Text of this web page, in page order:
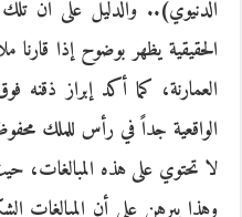
الدنيوي).. والدليل على أن
الحقيقية يظهر بوضوح إذا قارنا
العمارنة، كما أكد إبراز ذقنه
الواقعية جداً في رأس للملك
لا تحتوي على هذه المبالغات،
وهذا يبرهن على أن المبالغات